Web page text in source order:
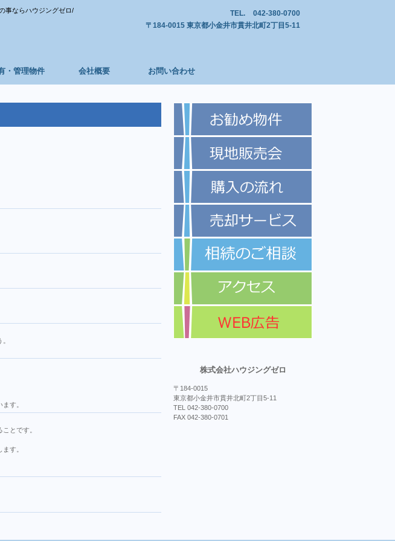
事ならハウジングゼロ/ TEL.
042-380-0700
〒184-0015 東京都小金井市貫井北町2丁目5-11
す。
とです。
す。
・管理物件 会社概要 お問い合わせ
株式会社ハウジングゼロ
〒184-0015
東京都小金井市貫井北町2丁目5-11
TEL 042-380-0700
FAX 042-380-0701